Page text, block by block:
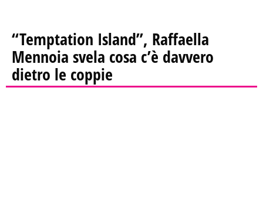
“Temptation Island”, Raffaella
Mennoia svela cosa c’è davvero
dietro le coppie